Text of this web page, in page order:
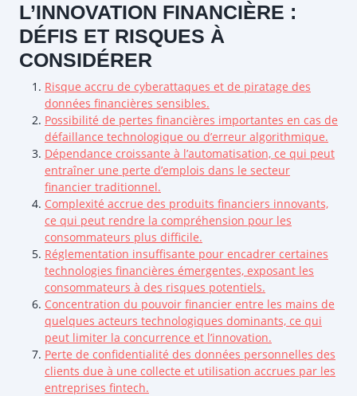
L’INNOVATION FINANCIÈRE :
DÉFIS ET RISQUES À
CONSIDÉRER
Risque accru de cyberattaques et de piratage des
données financières sensibles.
Possibilité de pertes financières importantes en cas de
défaillance technologique ou d’erreur algorithmique.
Dépendance croissante à l’automatisation, ce qui peut
entraîner une perte d’emplois dans le secteur
financier traditionnel.
Complexité accrue des produits financiers innovants,
ce qui peut rendre la compréhension pour les
consommateurs plus difficile.
Réglementation insuffisante pour encadrer certaines
technologies financières émergentes, exposant les
consommateurs à des risques potentiels.
Concentration du pouvoir financier entre les mains de
quelques acteurs technologiques dominants, ce qui
peut limiter la concurrence et l’innovation.
Perte de confidentialité des données personnelles des
clients due à une collecte et utilisation accrues par les
entreprises fintech.